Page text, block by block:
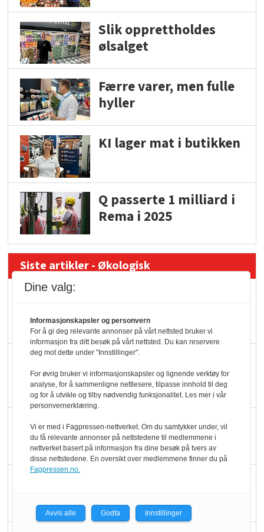
Slik opprettholdes
ølsalget
Færre varer, men fulle
hyller
KI lager mat i butikken
Q passerte 1 milliard i
Rema i 2025
Siste artikler - Økologisk
melkemangel
Marit Kolby vant
Økologisk Norge sin
hederspris
Blir enklere å velge
økologisk i butikkhylla
Dine valg:
Informasjonskapsler og personvern
For å gi deg relevante annonser på vårt nettsted bruker vi
informasjon fra ditt besøk på vårt nettsted. Du kan reservere
deg mot dette under "Innstillinger".
For øvrig bruker vi informasjonskapsler og lignende verktøy for
analyse, for å sammenligne nettlesere, tilpasse innhold til deg
og for å utvikle og tilby nødvendig funksjonalitet. Les mer i vår
personvernerklæring.
Vi er med i Fagpressen-nettverket. Om du samtykker under, vil
du få relevante annonser på nettstedene til medlemmene i
nettverket basert på informasjon fra dine besøk på tvers av
disse nettstedene. En oversikt over medlemmene finner du på
Fagpressen.no.
Avvis alle Godta Innstillinger